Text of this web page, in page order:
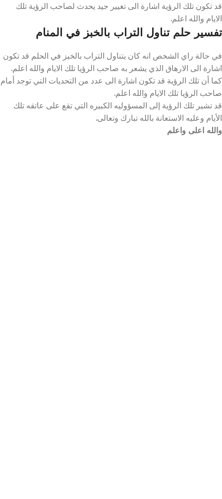
قد تكون تلك الرؤية اشارة الى تغيير جيد يحدث لصاحب الرؤية تلك
الايام والله اعلم.
تفسير حلم تناول التراب بالخبز في المنام
في حالة راي الشخص انه كان يتناول التراب بالخبز في الحلم قد تكون
اشارة الى الارهاق الذي يشعر به صاحب الرؤيا تلك الايام والله اعلم.
كما أن تلك الرؤية قد تكون اشارة الى عدد من التحديات التي توجد أمام
صاحب الرؤيا تلك الايام والله اعلم.
قد تشير تلك الرؤية إلى المسؤوليه الكبيره التي تقع على عاتقه تلك
الأيام وعليه الاستعانة بالله تبارك وتعالى.
والله اعلى واعلم